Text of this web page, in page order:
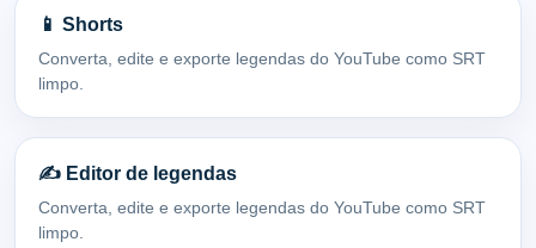
📱 Shorts
Converta, edite e exporte legendas do YouTube como SRT
limpo.
✍️ Editor de legendas
Converta, edite e exporte legendas do YouTube como SRT
limpo.